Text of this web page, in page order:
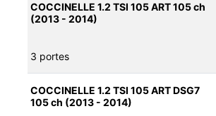
COCCINELLE 1.2 TSI 105 ART 105 ch
(2013 - 2014)
3 portes
COCCINELLE 1.2 TSI 105 ART DSG7
105 ch (2013 - 2014)